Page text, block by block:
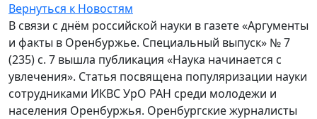
Вернуться к Новостям
В связи с днём российской науки в газете «Аргументы
и факты в Оренбуржье. Специальный выпуск» № 7
(235) с. 7 вышла публикация «Наука начинается с
увлечения». Статья посвящена популяризации науки
сотрудниками ИКВС УрО РАН среди молодежи и
населения Оренбуржья. Оренбургские журналисты